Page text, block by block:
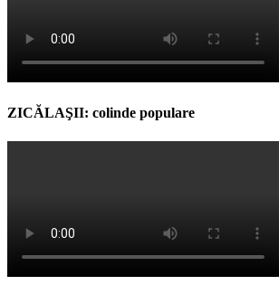
ZICĂLAŞII: colinde populare